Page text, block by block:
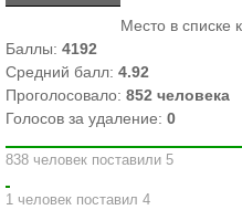
Место в списке
Баллы: 4192
Средний балл: 4.92
Проголосовало: 852 человека
Голосов за удаление: 0
838 человек поставили 5
1 человек поставил 4